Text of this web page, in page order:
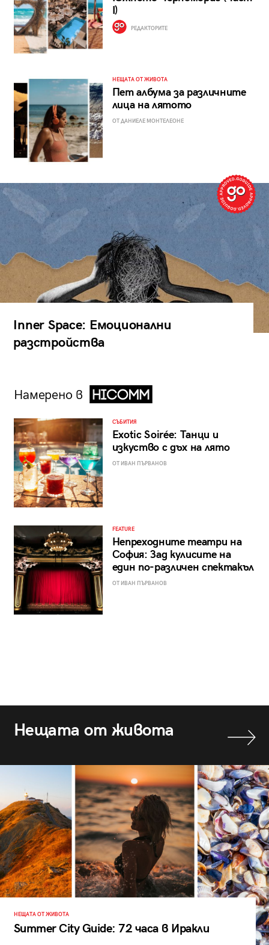
I)
РЕДАКТОРИТЕ
НЕЩАТА ОТ ЖИВОТА
Пет албума за различните
лица на лятото
ОТ ДАНИЕЛЕ МОНТЕЛЕОНЕ
Inner Space: Емоционални
разстройства
Намерено в
СЪБИТИЯ
Exotic Soirée: Танци и
изкуство с дъх на лято
ОТ ИВАН ПЪРВАНОВ
FEATURE
Непреходните театри на
София: Зад кулисите на
един по-различен спектакъл
ОТ ИВАН ПЪРВАНОВ
Нещата от живота
НЕЩАТА ОТ ЖИВОТА
Summer City Guide: 72 часа в Иракли